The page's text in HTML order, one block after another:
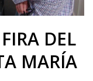
DEL
MARÍA